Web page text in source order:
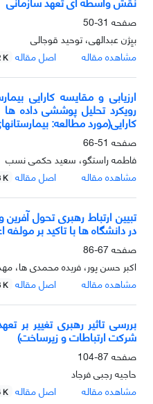
صفحه 31-50
بیِِژن عبدالهی، توحید قوجالی
مشاهده مقاله
اصل مقاله K
ارزیابی و مقایسه کارایی
رویکرد تحلیل پوششی داده ها
کارایی(مورد مطالعه:
صفحه 51-66
فاطمه راستگو، سعید حکمی نسب
مشاهده مقاله
اصل مقاله K
تبیین ارتباط رهبری تحول
در دانشگاه ها با تاکید بر
صفحه67-86
اکبر حسن پور، فریده محمدی ها،
مشاهده مقاله
اصل مقاله K
بررسی تاثیر رهبری تغییر بر
شرکت ارتباطات و زیرساخت)
صفحه87-104
حاجیه رجبی فرجاد
مشاهده مقاله
اصل مقاله K